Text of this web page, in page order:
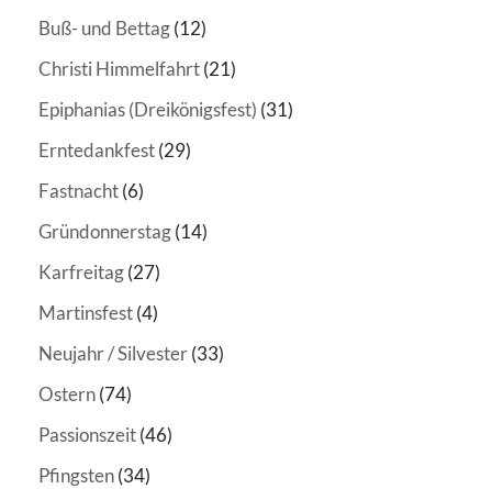
Buß- und Bettag(12)
Christi Himmelfahrt(21)
Epiphanias (Dreikönigsfest) (31)
Erntedankfest(29)
Fastnacht(6)
Gründonnerstag(14)
Karfreitag(27)
Martinsfest(4)
Neujahr / Silvester(33)
Ostern(74)
Passionszeit(46)
Pfingsten(34)